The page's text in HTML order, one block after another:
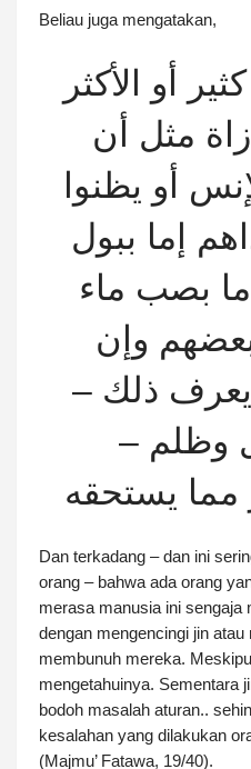
Beliau juga mengatakan,
أو الأكثر
مثل أن
أو يظنوا
إما ببول
بصب ماء
وإن
يعرف ذلك –
وظلم –
مما يستحقه
Dan terkadang – dan ini
orang – bahwa ada orang
merasa manusia ini sengaja
dengan mengencingi jin
membunuh mereka.
mengetahuinya. Sementara
bodoh masalah aturan..
kesalahan yang dilakukan
(Majmu’ Fatawa, 19/40).